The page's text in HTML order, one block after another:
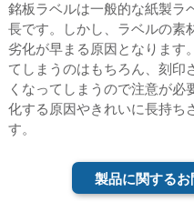
銘板ラベルは一般的な紙製ラ
長です。しかし、ラベルの素
劣化が早まる原因となります
てしまうのはもちろん、刻印
くなってしまうので注意が
化する原因やきれいに長持ち
す。
製品に関する